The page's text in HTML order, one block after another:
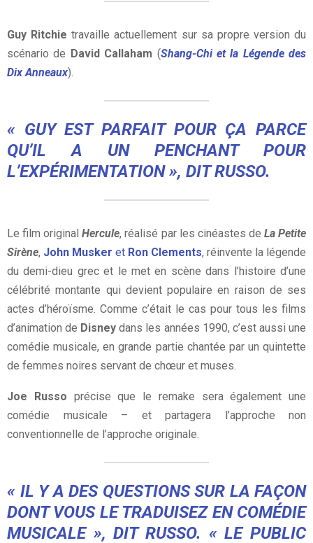
Guy Ritchie travaille actuellement sur sa propre version du
scénario de David Callaham (Shang-Chi et la Légende des
Dix Anneaux).
« GUY EST PARFAIT POUR ÇA PARCE
QU’IL A UN PENCHANT POUR
L’EXPÉRIMENTATION », DIT RUSSO.
Le film originalHercule, réalisé par les cinéastes de La Petite
Sirène, John Musker et Ron Clements, réinvente la légende
du demi-dieu grec et le met en scène dans l’histoire d’une
célébrité montante qui devient populaire en raison de ses
actes d’héroïsme. Comme c’était le cas pour tous les films
d’animation de Disney dans les années 1990, c’est aussi une
comédie musicale, en grande partie chantée par un quintette
de femmes noires servant de chœur et muses.
Joe Russo précise que le remake sera également une
comédie musicale – et partagera l’approche non
conventionnelle de l’approche originale.
« IL Y A DES QUESTIONS SUR LA FAÇON
DONT VOUS LE TRADUISEZ EN COMÉDIE
MUSICALE », DIT RUSSO. « LE PUBLIC